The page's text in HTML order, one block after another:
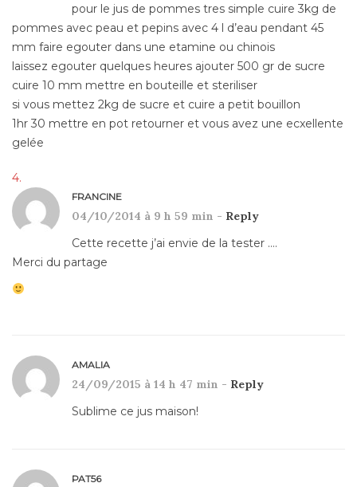
pour le jus de pommes tres simple cuire 3kg de
pommes avec peau et pepins avec 4 l d’eau pendant 45
mm faire egouter dans une etamine ou chinois
laissez egouter quelques heures ajouter 500 gr de sucre
cuire 10 mm mettre en bouteille et steriliser
si vous mettez 2kg de sucre et cuire a petit bouillon
1hr 30 mettre en pot retourner et vous avez une ecxellente
gelée
FRANCINE
04/10/2014 à 9 h 59 min - Reply
Cette recette j’ai envie de la tester ….
Merci du partage
AMALIA
24/09/2015 à 14 h 47 min - Reply
Sublime ce jus maison!
PAT56